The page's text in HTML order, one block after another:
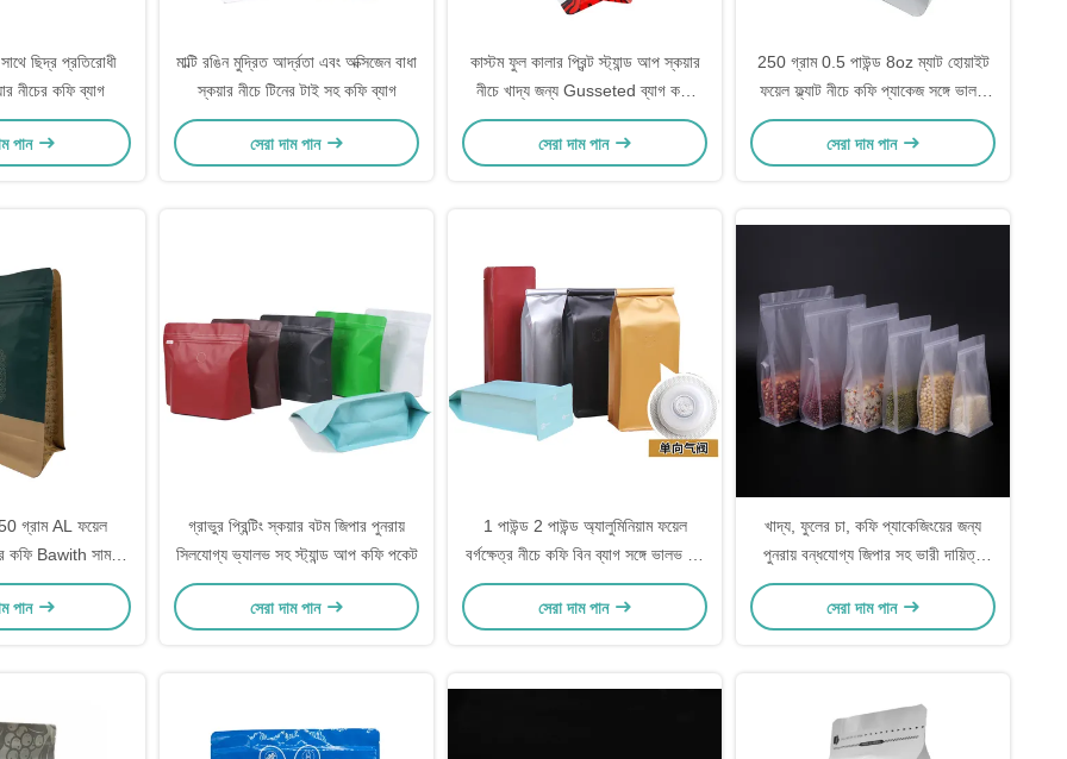
ছিদ্র প্রতিরোধী
নীচের কফি ব্যাগ
পান
মাল্টি রঙিন মুদ্রিত আর্দ্রতা এবং অক্সিজেন বাধা
স্কয়ার নীচে টিনের টাই সহ কফি ব্যাগ
সেরা দাম পান
কাস্টম ফুল কালার প্রিন্ট স্ট্যান্ড আপ স্কয়ার
নীচে খাদ্য জন্য Gusseted ব্যাগ কফি
মটরশুটি চা পাতা আগাছা ফুল
সেরা দাম পান
250 গ্রাম 0.5 পাউন্ড 8oz ম্যাট হোয়াইট
ফয়েল ফ্ল্যাট নীচে কফি প্যাকেজ সঙ্গে ভালভ
সাইড জিপার এবং স্ট্রিং
সেরা দাম পান
গ্রাম AL ফয়েল
কফি Bawith সামনের
জন্য 1 উপায় ভালভ
পান
গ্রাভুর প্রিন্টিং স্কয়ার বটম জিপার পুনরায়
সিলযোগ্য ভ্যালভ সহ স্ট্যান্ড আপ কফি পকেট
সেরা দাম পান
1 পাউন্ড 2 পাউন্ড অ্যালুমিনিয়াম ফয়েল
বর্গক্ষেত্র নীচে কফি বিন ব্যাগ সঙ্গে ভালভ টিন
টাই
সেরা দাম পান
খাদ্য, ফুলের চা, কফি প্যাকেজিংয়ের জন্য
পুনরায় বন্ধযোগ্য জিপার সহ ভারী দায়িত্ব
ম্যাট ক্লিয়ার স্কয়ার নীচে স্ট্যান্ড আপ পকেট
ব্যাগ
সেরা দাম পান